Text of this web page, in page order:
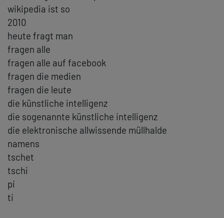
wikipedia ist so
2010
heute fragt man
fragen alle
fragen alle auf facebook
fragen die medien
fragen die leute
die künstliche intelligenz
die sogenannte künstliche intelligenz
die elektronische allwissende müllhalde
namens
tschet
tschi
pi
ti